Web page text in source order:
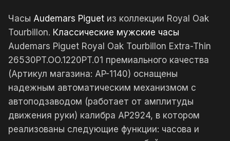
Часы Audemars Piguet из коллекции Royal Oak
Tourbillon. Классические мужские часы
Audemars Piguet Royal Oak Tourbillon Extra-Thin
26530PT.OO.1220PT.01 премиального качества
(Артикул магазина: AP-1140) оснащены
надежным автоматическим механизмом с
автоподзаводом (работает от амплитуды
движения руки) калибра AP2924, в котором
реализованы следующие функции: часова и